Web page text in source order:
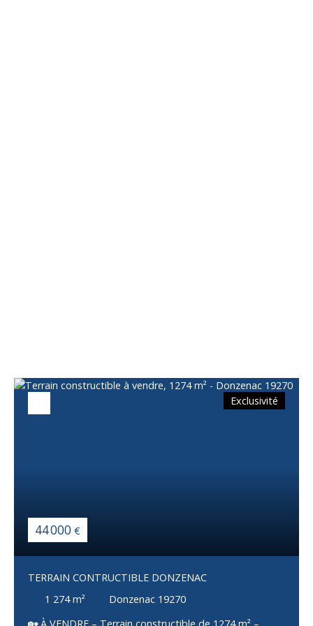
44 000 €
Exclusivité
TERRAIN CONTRUCTIBLE DONZENAC
1 274m²
Donzenac 19270